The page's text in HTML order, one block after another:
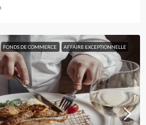
FONDS DE COMMERCE AFFAIRE EXCEPTIONNELLE